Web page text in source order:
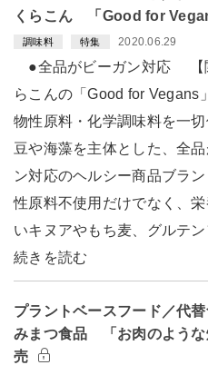
くらこん 「Good for
調味料 特集 2020.06.29
●全品がビーガン対応 【
らこんの「Good for Vegans
物性原料・化学調味料を一切
豆や海藻を主体とした、全
ン対応のヘルシー商品ブラ
性原料不使用だけでなく、
いキヌアやもち麦、グルテ
続きを読む
プラントベースフード／代替
みまつ食品 「お肉のような
売